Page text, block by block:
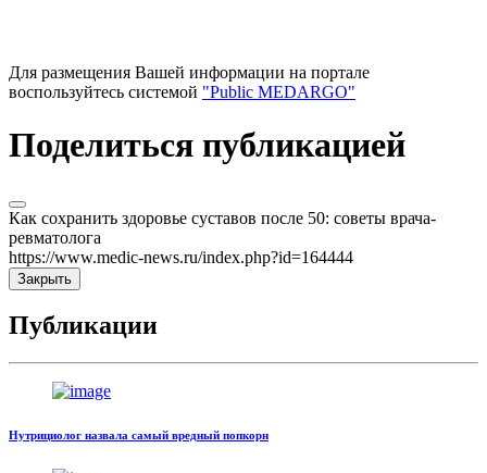
Для размещения Вашей информации на портале
воспользуйтесь системой "Public MEDARGO"
Поделиться публикацией
Как сохранить здоровье суставов после 50: советы врача-
ревматолога
https://www.medic-news.ru/index.php?id=164444
Закрыть
Публикации
Нутрициолог назвала самый вредный попкорн